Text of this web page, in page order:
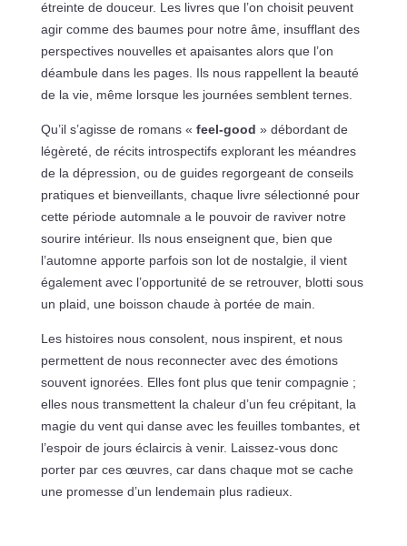
étreinte de douceur. Les livres que l’on choisit peuvent
agir comme des baumes pour notre âme, insufflant des
perspectives nouvelles et apaisantes alors que l’on
déambule dans les pages. Ils nous rappellent la beauté
de la vie, même lorsque les journées semblent ternes.
Qu’il s’agisse de romans « feel-good » débordant de
légèreté, de récits introspectifs explorant les méandres
de la dépression, ou de guides regorgeant de conseils
pratiques et bienveillants, chaque livre sélectionné pour
cette période automnale a le pouvoir de raviver notre
sourire intérieur. Ils nous enseignent que, bien que
l’automne apporte parfois son lot de nostalgie, il vient
également avec l’opportunité de se retrouver, blotti sous
un plaid, une boisson chaude à portée de main.
Les histoires nous consolent, nous inspirent, et nous
permettent de nous reconnecter avec des émotions
souvent ignorées. Elles font plus que tenir compagnie ;
elles nous transmettent la chaleur d’un feu crépitant, la
magie du vent qui danse avec les feuilles tombantes, et
l’espoir de jours éclaircis à venir. Laissez-vous donc
porter par ces œuvres, car dans chaque mot se cache
une promesse d’un lendemain plus radieux.